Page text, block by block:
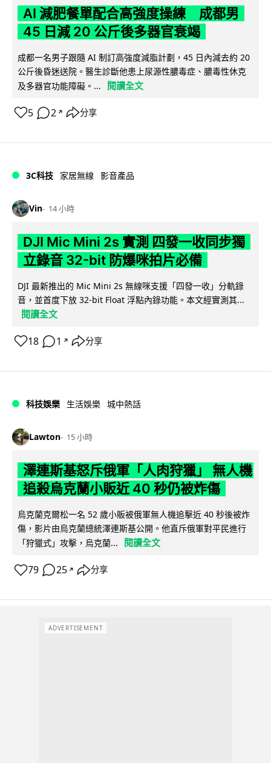
AI 減肥餐單配合高強度操練 成都男
45 日減 20 公斤後多器官衰竭
成都一名男子跟隨 AI 制訂高強度減脂計劃，45 日內減去約 20
公斤後昏迷送院。醫生診斷他患上尿源性膿毒症、膿毒性休克
及多器官功能障礙。...
閱讀全文
5 2 ↗ 分享
3C科技 家居無線 影音產品
Vin 14 小時
DJI Mic Mini 2s 實測 四發一收同步獨
立錄音 32-bit 防爆咪拍片必備
DJI 最新推出的 Mic Mini 2s 無線咪支援「四發一收」分軌錄
音，並首度下放 32-bit Float 浮點內錄功能。本文經實測其...
閱讀全文
18 1 ↗ 分享
科技娛樂 生活娛樂 城中熱話
Lawton 15 小時
澤連斯基怒斥俄軍「人肉狩獵」 無人機
追殺烏克蘭小販近 40 秒仍被炸傷
烏克蘭克爾松一名 52 歲小販被俄軍無人機追擊近 40 秒後被炸
傷，影片由烏克蘭總統澤連斯基公開。他直斥俄軍對平民進行
「狩獵式」攻擊，烏克蘭...
閱讀全文
79 25 ↗ 分享
ADVERTISEMENT